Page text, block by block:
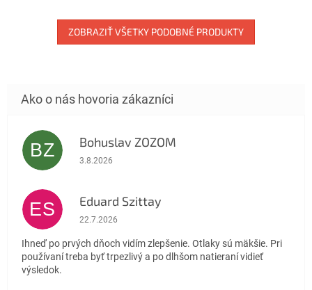
ZOBRAZIŤ VŠETKY PODOBNÉ PRODUKTY
BZ Bohuslav ZOZOM
Hodnotenie obchodu je 5 z 5 hviezdičiek.
3.8.2026
ES Eduard Szittay
Hodnotenie obchodu je 5 z 5 hviezdičiek.
22.7.2026
Ihneď po prvých dňoch vidím zlepšenie. Otlaky sú mäkšie. Pri
používaní treba byť trpezlivý a po dlhšom natieraní vidieť
výsledok.